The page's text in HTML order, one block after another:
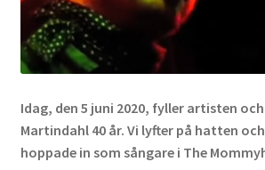
Idag, den 5 juni 2020, fyller artisten
Martindahl 40 år. Vi lyfter på hatten
hoppade in som sångare i The